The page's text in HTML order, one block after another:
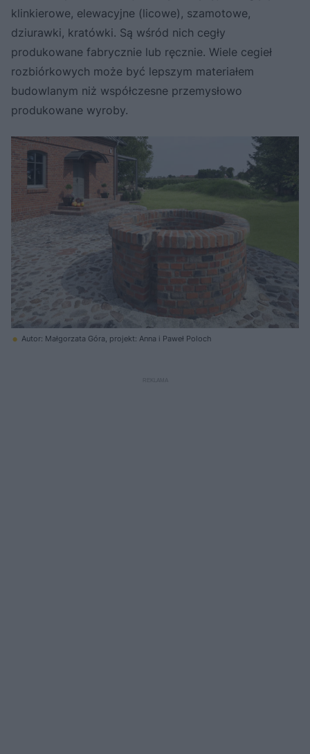
klinkierowe, elewacyjne (licowe), szamotowe,
dziurawki, kratówki. Są wśród nich cegły
produkowane fabrycznie lub ręcznie. Wiele cegieł
rozbiórkowych może być lepszym materiałem
budowlanym niż współczesne przemysłowo
produkowane wyroby.
Autor: Małgorzata Góra, projekt: Anna i Paweł Poloch